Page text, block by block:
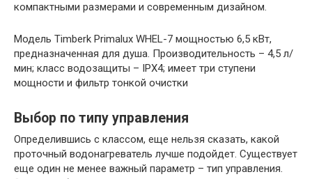
компактными размерами и современным дизайном.
Модель Timberk Primalux WHEL-7 мощностью 6,5 кВт,
предназначенная для душа. Производительность – 4,5 л/
мин; класс водозащиты – IPX4; имеет три ступени
мощности и фильтр тонкой очистки
Выбор по типу управления
Определившись с классом, еще нельзя сказать, какой
проточный водонагреватель лучше подойдет. Существует
еще один не менее важный параметр – тип управления.